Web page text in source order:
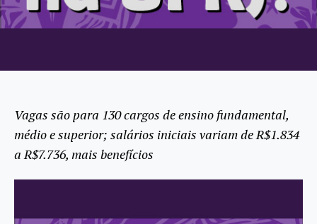
Vagas são para 130 cargos de ensino fundamental,
médio e superior; salários iniciais variam de R$1.834
a R$7.736, mais benefícios